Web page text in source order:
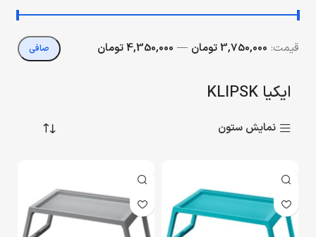
صافی قيمت: 3,750,000 تومان — 4,350,000 تومان
ایکیا KLIPSK
نمایش ستون